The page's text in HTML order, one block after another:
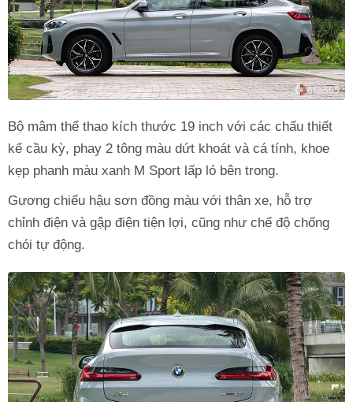
Bộ mâm thể thao kích thước 19 inch với các chấu thiết
kế cầu kỳ, phay 2 tông màu dứt khoát và cá tính, khoe
kẹp phanh màu xanh M Sport lấp ló bên trong.
Gương chiếu hậu sơn đồng màu với thân xe, hỗ trợ
chỉnh điện và gập điện tiện lợi, cũng như chế độ chống
chói tự động.